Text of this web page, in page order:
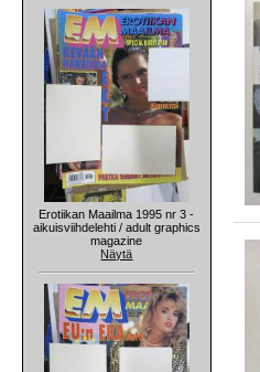
Erotiikan Maailma 1995 nr 3 -
aikuisviihdelehti / adult graphics
magazine
Näytä